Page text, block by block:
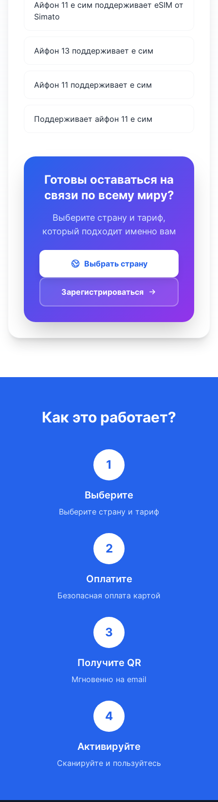
Айфон 11 е сим поддерживает eSIM от
Simato
Айфон 13 поддерживает е сим
Айфон 11 поддерживает е сим
Поддерживает айфон 11 е сим
Готовы оставаться на
связи по всему миру?
Выберите страну и тариф,
который подходит именно вам
Выбрать страну
Зарегистрироваться
Как это работает?
1
Выберите
Выберите страну и тариф
2
Оплатите
Безопасная оплата картой
3
Получите QR
Мгновенно на email
4
Активируйте
Сканируйте и пользуйтесь